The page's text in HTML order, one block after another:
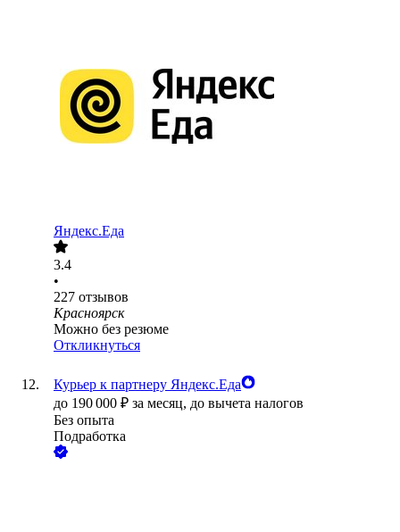
Яндекс.Еда
3.4
•
227 отзывов
Красноярск
Можно без резюме
Откликнуться
Курьер к партнеру Яндекс.Еда
до 190 000 ₽ за месяц, до вычета налогов
Без опыта
Подработка